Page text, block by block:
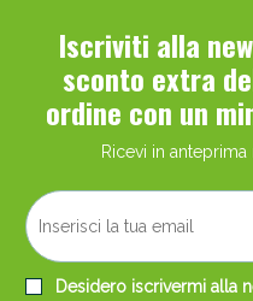
Iscriviti alla
sconto extra
ordine con un
Ricevi in
Desidero iscrivermi alla